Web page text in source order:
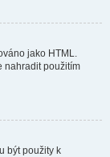
jako HTML.
nahradit použitím
být použity k